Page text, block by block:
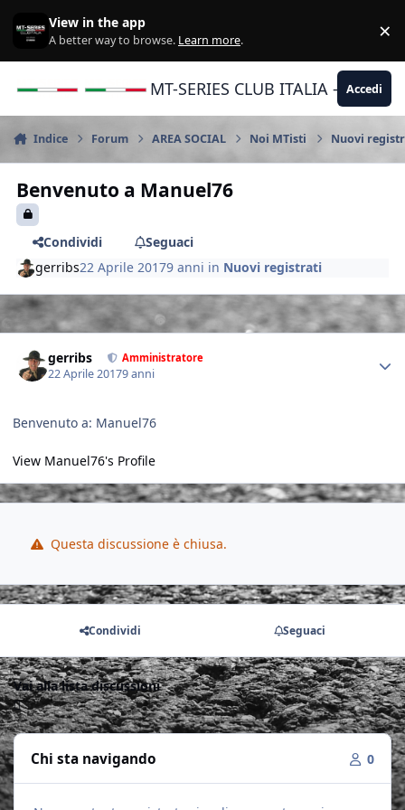
View in the app
A better way to browse. Learn more. ×
MT-SERIES CLUB ITALIA -Accedi
Indice Forum AREA SOCIAL Noi MTisti Nuovi
Benvenuto a Manuel76
Condividi
Seguaci
gerribs22 Aprile 20179 anni in Nuovi registrati
gerribs Amministratore
22 Aprile 20179 anni
Benvenuto a: Manuel76
View Manuel76's Profile
Questa discussione è chiusa.
Condividi Seguaci
Vai alla lista discussioni
Chi sta navigando 0